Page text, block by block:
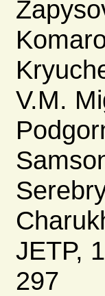
V.M.
JETP,
297